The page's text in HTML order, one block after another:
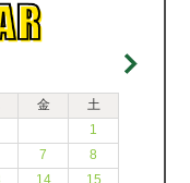
金
土
1
7
8
14
15